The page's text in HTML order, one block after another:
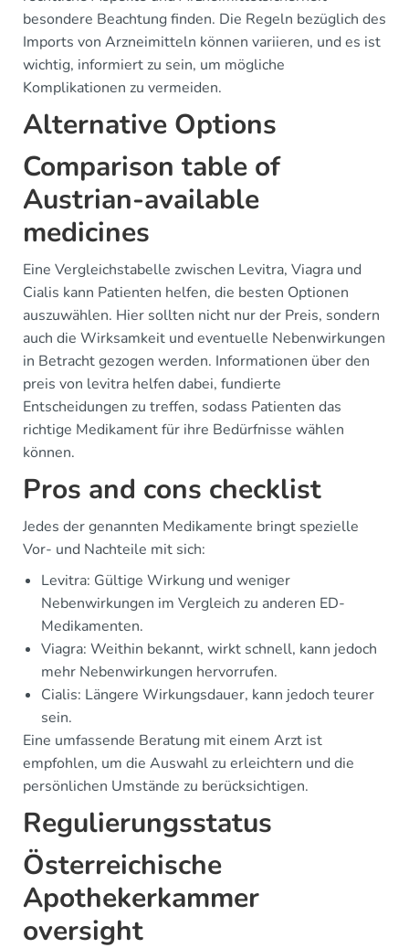
besondere Beachtung finden. Die Regeln bezüglich des
Imports von Arzneimitteln können variieren, und es ist
wichtig, informiert zu sein, um mögliche
Komplikationen zu vermeiden.
Alternative Options
Comparison table of
Austrian-available
medicines
Eine Vergleichstabelle zwischen Levitra, Viagra und
Cialis kann Patienten helfen, die besten Optionen
auszuwählen. Hier sollten nicht nur der Preis, sondern
auch die Wirksamkeit und eventuelle Nebenwirkungen
in Betracht gezogen werden. Informationen über den
preis von levitra helfen dabei, fundierte
Entscheidungen zu treffen, sodass Patienten das
richtige Medikament für ihre Bedürfnisse wählen
können.
Pros and cons checklist
Jedes der genannten Medikamente bringt spezielle
Vor- und Nachteile mit sich:
Levitra: Gültige Wirkung und weniger
Nebenwirkungen im Vergleich zu anderen ED-
Medikamenten.
Viagra: Weithin bekannt, wirkt schnell, kann jedoch
mehr Nebenwirkungen hervorrufen.
Cialis: Längere Wirkungsdauer, kann jedoch teurer
sein.
Eine umfassende Beratung mit einem Arzt ist
empfohlen, um die Auswahl zu erleichtern und die
persönlichen Umstände zu berücksichtigen.
Regulierungsstatus
Österreichische
Apothekerkammer
oversight